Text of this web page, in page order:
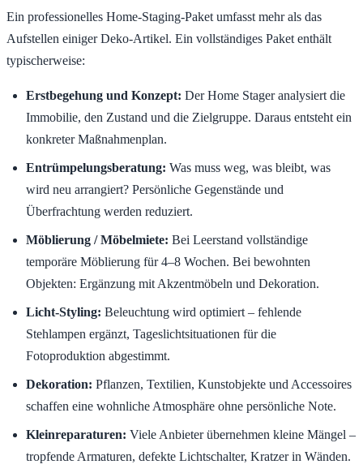
Ein professionelles Home-Staging-Paket umfasst mehr als das
Aufstellen einiger Deko-Artikel. Ein vollständiges Paket enthält
typischerweise:
Erstbegehung und Konzept: Der Home Stager analysiert die
Immobilie, den Zustand und die Zielgruppe. Daraus entsteht ein
konkreter Maßnahmenplan.
Entrümpelungsberatung: Was muss weg, was bleibt, was
wird neu arrangiert? Persönliche Gegenstände und
Überfrachtung werden reduziert.
Möblierung / Möbelmiete: Bei Leerstand vollständige
temporäre Möblierung für 4–8 Wochen. Bei bewohnten
Objekten: Ergänzung mit Akzentmöbeln und Dekoration.
Licht-Styling: Beleuchtung wird optimiert – fehlende
Stehlampen ergänzt, Tageslichtsituationen für die
Fotoproduktion abgestimmt.
Dekoration: Pflanzen, Textilien, Kunstobjekte und Accessoires
schaffen eine wohnliche Atmosphäre ohne persönliche Note.
Kleinreparaturen: Viele Anbieter übernehmen kleine Mängel –
tropfende Armaturen, defekte Lichtschalter, Kratzer in Wänden.